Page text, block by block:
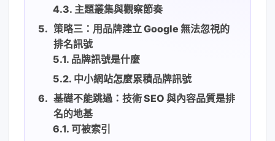
主題叢集與觀察節奏
策略三：用品牌建立 Google 無法忽視的
排名訊號
品牌訊號是什麼
中小網站怎麼累積品牌訊號
基礎不能跳過：技術 SEO 與內容品質是排
名的地基
可被索引